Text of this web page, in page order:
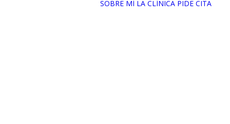
SOBRE MÍ LA CLÍNICA PIDE CITA